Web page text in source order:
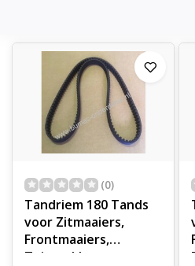
(0)
Tandriem 180 Tands
voor Zitmaaiers,
Frontmaaiers,
Tuintrekkers,